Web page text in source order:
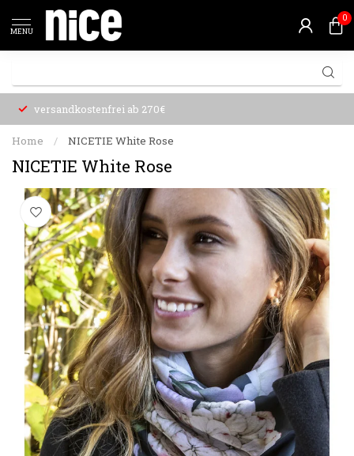
MENU
0
versandkostenfrei ab 270€
Home / NICETIE White Rose
NICETIE White Rose